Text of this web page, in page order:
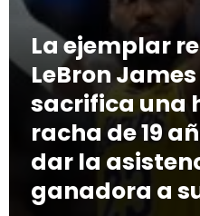
La ejemplar
LeBron
sacrifica una
racha de 19
dar la
ganadora a